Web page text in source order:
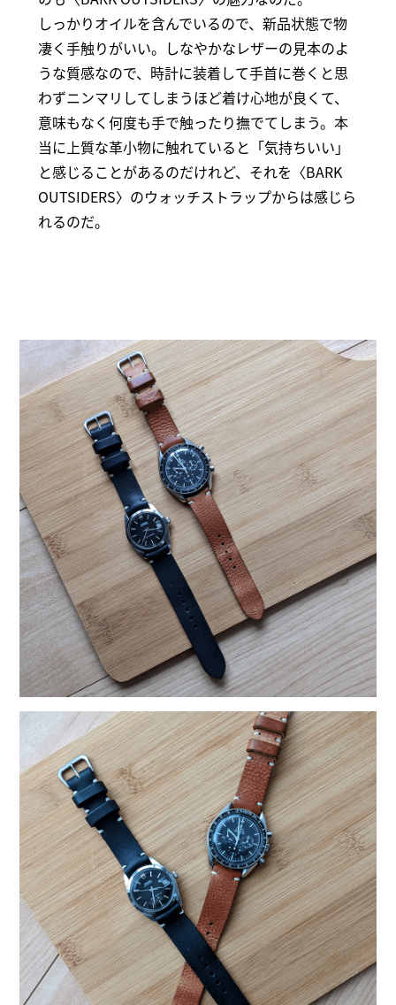
しっかりオイルを含んでいるので、新品状態で物
凄く手触りがいい。しなやかなレザーの見本のよ
うな質感なので、時計に装着して手首に巻くと思
わずニンマリしてしまうほど着け心地が良くて、
意味もなく何度も手で触ったり撫でてしまう。本
当に上質な革小物に触れていると「気持ちいい」
と感じることがあるのだけれど、それを〈BARK
OUTSIDERS〉のウォッチストラップからは感じら
れるのだ。